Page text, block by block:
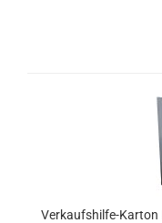
Verkaufshilfe-​​Kar­ton